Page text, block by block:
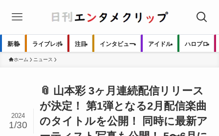
新着 ライブレポ 注目 インタビュー アイドル ハロプロ
ホーム ニュース
📎 山本彩 3ヶ月連続配信リリース
が決定！ 第1弾となる2月配信楽曲
のタイトルを公開！ 同時に最新ア
2024
1/30